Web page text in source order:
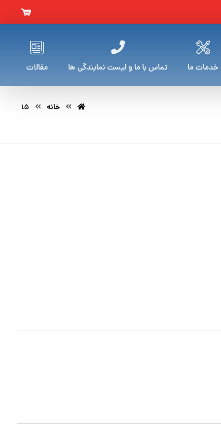
خدمات ما تماس با ما و لیست نمایندگی ها مقالات
خانه l5